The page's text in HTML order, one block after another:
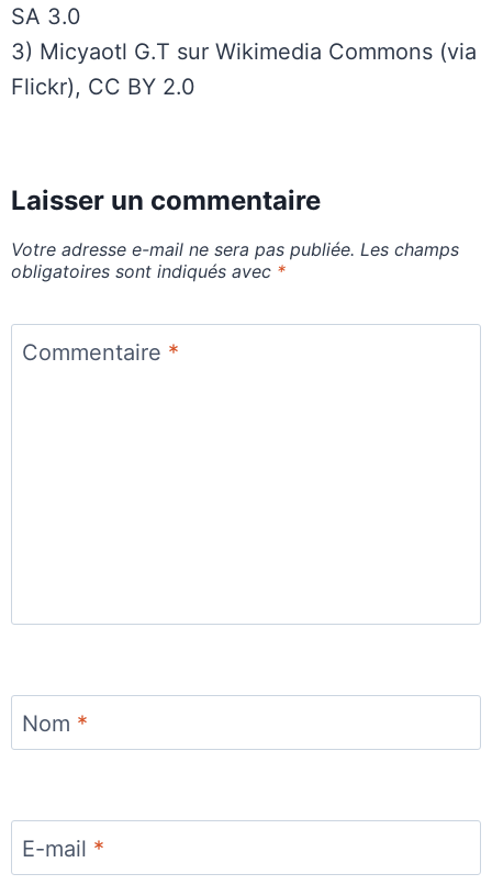
SA 3.0
3) Micyaotl G.T sur Wikimedia Commons (via
Flickr), CC BY 2.0
Laisser un commentaire
Votre adresse e-mail ne sera pas publiée. Les champs
obligatoires sont indiqués avec *
Commentaire *
Nom *
E-mail *